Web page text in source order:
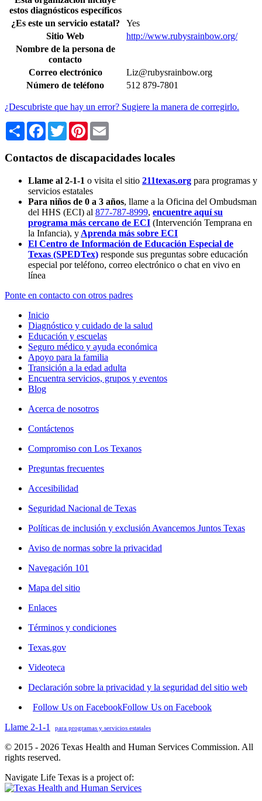
estos diagnósticos específicos
¿Es este un servicio estatal?
Yes
Sitio Web
http://www.rubysrainbow.org/
Nombre de la persona de
contacto
Correo electrónico
Liz@rubysrainbow.org
Número de teléfono
512 879-7801
¿Descubriste que hay un error? Sugiere la manera de corregirlo.
Share Facebook
TwitterPinterest
Contactos de discapacidades locales
Llame al 2-1-1 o visita el sitio 211texas.org para programas y
servicios estatales
Para niños de 0 a 3 años, llame a la Oficina del Ombudsman
del HHS (ECI) al 877-787-8999, encuentre aquí su
programa más cercano de ECI (Intervención Temprana en
la Infancia), y Aprenda más sobre ECI
El Centro de Información de Educación Especial de
Texas (SPEDTex) responde sus preguntas sobre educación
especial por teléfono, correo electrónico o chat en vivo en
línea
Ponte en contacto con otros padres
Inicio
Diagnóstico y cuidado de la salud
Educación y escuelas
Seguro médico y ayuda económica
Apoyo para la familia
Transición a la edad adulta
Encuentra servicios, grupos y eventos
Blog
Acerca de nosotros
Contáctenos
Compromiso con Los Texanos
Preguntas frecuentes
Accesibilidad
Seguridad Nacional de Texas
Políticas de inclusión y exclusión Avancemos Juntos Texas
Aviso de normas sobre la privacidad
Navegación 101
Mapa del sitio
Enlaces
Términos y condiciones
Texas.gov
Videoteca
Declaración sobre la privacidad y la seguridad del sitio web
Follow Us on FacebookFollow Us on Facebook
Llame 2-1-1
para programas y servicios estatales
© 2015 - 2026 Texas Health and Human Services Commission. All
rights reserved.
Navigate Life Texas is a project of: